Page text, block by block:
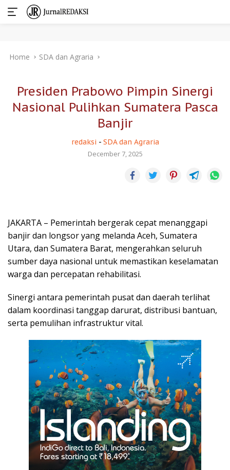
Home SDA dan Agraria
Presiden Prabowo Pimpin Sinergi
Nasional Pulihkan Sumatera Pasca
Banjir
redaksi - SDA dan Agraria
December 7, 2025
JAKARTA – Pemerintah bergerak cepat menanggapi
banjir dan longsor yang melanda Aceh, Sumatera
Utara, dan Sumatera Barat, mengerahkan seluruh
sumber daya nasional untuk memastikan keselamatan
warga dan percepatan rehabilitasi.
Sinergi antara pemerintah pusat dan daerah terlihat
dalam koordinasi tanggap darurat, distribusi bantuan,
serta pemulihan infrastruktur vital.